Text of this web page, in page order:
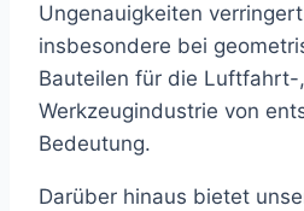
Ungenauigkeiten
insbesondere bei
Bauteilen für die
Werkzeugindustrie von
Bedeutung.
Darüber hinaus bietet